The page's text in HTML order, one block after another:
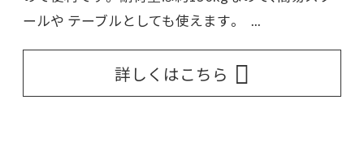
ールや テーブルとしても使えます。 ...
詳しくはこちら